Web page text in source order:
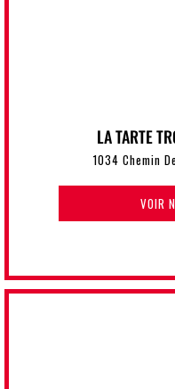
LA TARTE
1034 Chemin
VOIR